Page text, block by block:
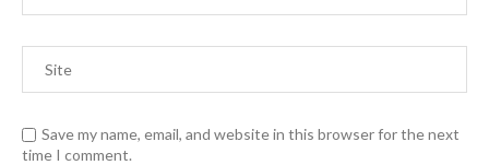
Save my name, email, and website in this browser for the next
time I comment.